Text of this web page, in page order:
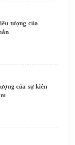
tượng của
của sự kiên